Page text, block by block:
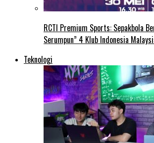
RCTI Premium Sports: Sepakbola
Serumpun” 4 Klub Indonesia
Teknologi